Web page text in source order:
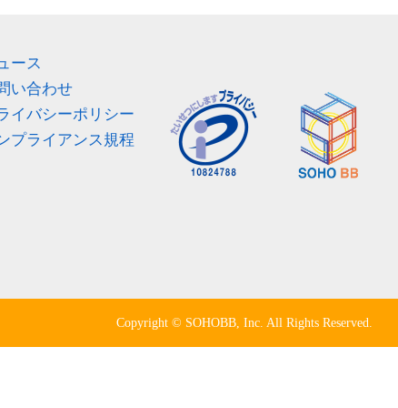
ース
い合わせ
イバシーポリシー
プライアンス規程
Copyright © SOHOBB, Inc. All Rights Reserved.